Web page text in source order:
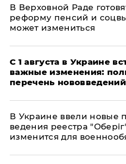
В Верховной Раде
реформу пенсий и
может измениться
С 1 августа в Украине
важные изменения:
перечень нововведений
В Украине ввели новые
ведения реестра
изменится для